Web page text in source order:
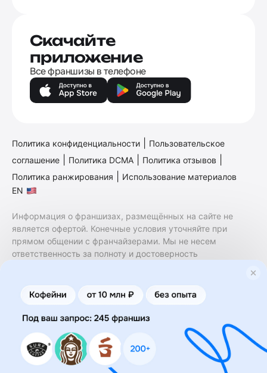
Скачайте
приложение
Все франшизы в телефоне
Политика конфиденциальности
Пользовательское
соглашение
Политика DCMA Политика отзывов
Политика ранжирования
Использование материалов
EN
Информация о франшизах, размещённых на сайте не
является офертой. Конечные условия уточняйте при
прямом общении с франчайзерами. Мы не несем
ответственность за полноту и достоверность
финансовые услуги. Заключение договоров
коммерческой концессии (франчайзинга) осуществляется
правообладателями/их представителями. Бизнесменс.ру
не является посредником или представителем
правообладателя и не несет ответственность за условия
предоставления франшизы и действия лиц,
осуществленные на основании информации, имеющейся